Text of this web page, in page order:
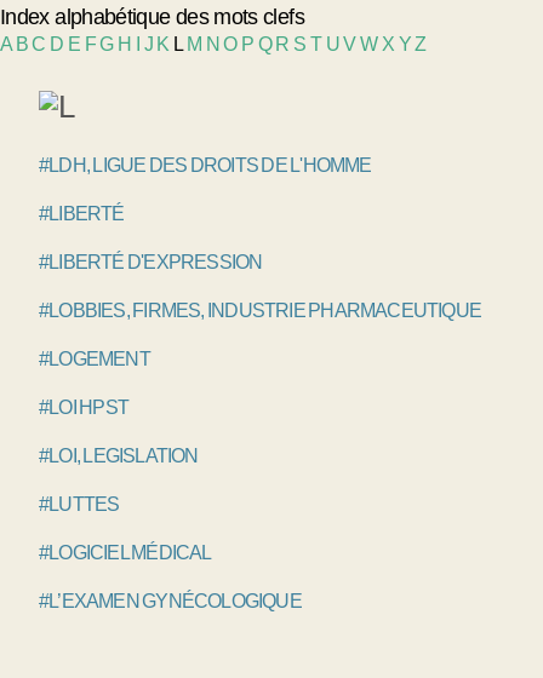
Index alphabétique des mots clefs
A BC D E FG H J K L M NO P Q R S T UVW X YZ
#LDH, LIGUE DES DROITS DE L'HOMME
#LIBERTÉ
#LIBERTÉ D'EXPRESSION
#LOBBIES, FIRMES, INDUSTRIE PHARMACEUTIQUE
#LOGEMENT
#LOI HPST
#LOI, LEGISLATION
#LUTTES
#LOGICIEL MÉDICAL
#L’EXAMEN GYNÉCOLOGIQUE